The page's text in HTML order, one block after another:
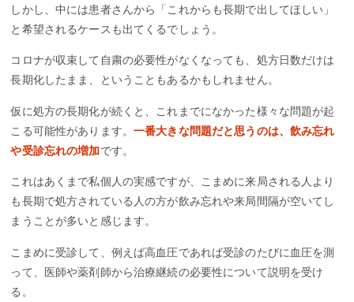
しかし、中には患者さんから「これからも長期で出してほしい」
と希望されるケースも出てくるでしょう。
コロナが収束して自粛の必要性がなくなっても、処方日数だけは
長期化したまま、ということもあるかもしれません。
仮に処方の長期化が続くと、これまでになかった様々な問題が起
こる可能性があります。一番大きな問題だと思うのは、飲み忘れ
や受診忘れの増加です。
これはあくまで私個人の実感ですが、こまめに来局される人より
も長期で処方されている人の方が飲み忘れや来局間隔が空いてし
まうことが多いと感じます。
こまめに受診して、例えば高血圧であれば受診のたびに血圧を測
って、医師や薬剤師から治療継続の必要性について説明を受け
る。